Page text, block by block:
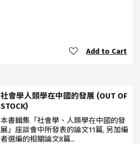
Add to Cart
社會學人類學在中國的發展 (OUT OF
STOCK)
本書輯集「社會學、人類學在中國的發
展」座談會中所發表的論文11篇, 另加編
者選編的相關論文8篇...